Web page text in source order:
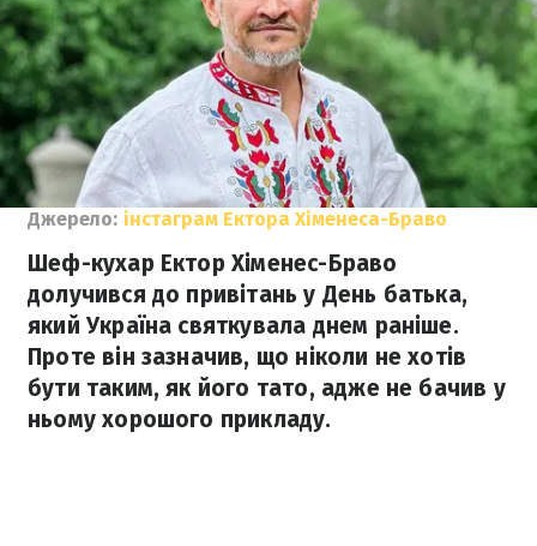
Джерело: інстаграм Ектора Хіменеса-Браво
Шеф-кухар Ектор Хіменес-Браво
долучився до привітань у День батька,
який Україна святкувала днем раніше.
Проте він зазначив, що ніколи не хотів
бути таким, як його тато, адже не бачив у
ньому хорошого прикладу.